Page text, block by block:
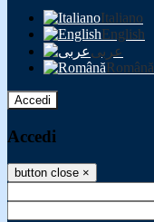
Italiano
English
عربى
Română
Accedi
Accedi
button close ×